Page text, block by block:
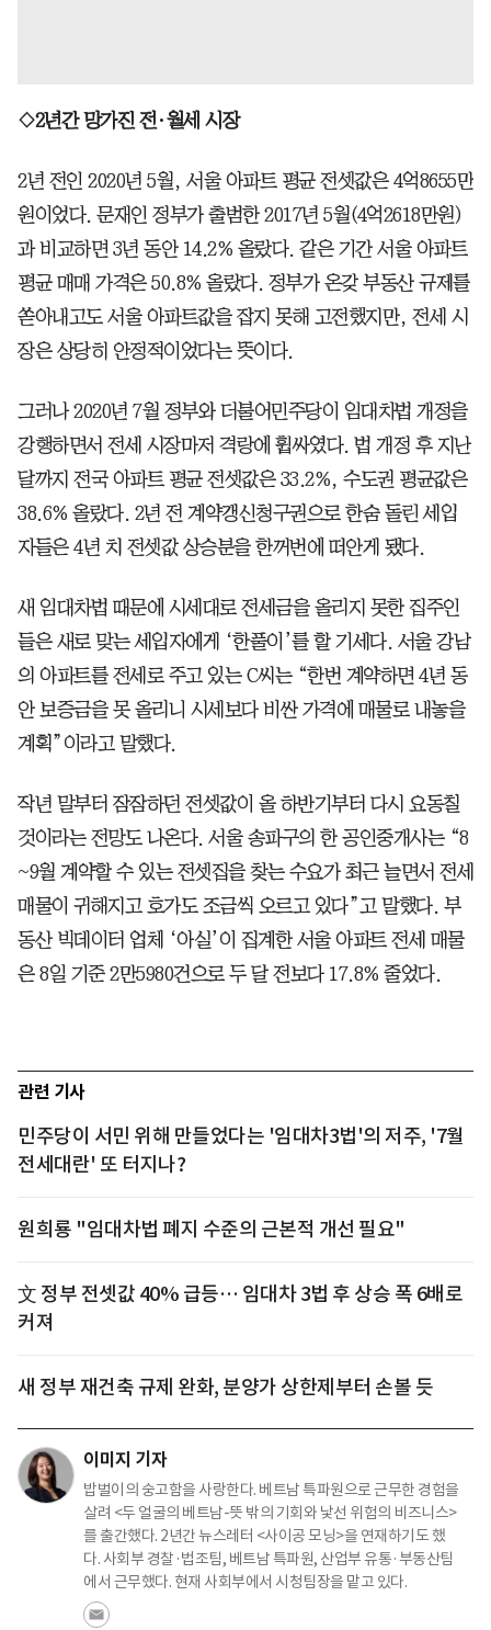
◇2년간 망가진 전·월세 시장
2년 전인 2020년 5월, 서울 아파트 평균 전셋값은 4억8655만
원이었다. 문재인 정부가 출범한 2017년 5월(4억2618만원)
과 비교하면 3년 동안 14.2% 올랐다. 같은 기간 서울 아파트
평균 매매 가격은 50.8% 올랐다. 정부가 온갖 부동산 규제를
쏟아내고도 서울 아파트값을 잡지 못해 고전했지만, 전세 시
장은 상당히 안정적이었다는 뜻이다.
그러나 2020년 7월 정부와 더불어민주당이 임대차법 개정을
강행하면서 전세 시장마저 격랑에 휩싸였다. 법 개정 후 지난
달까지 전국 아파트 평균 전셋값은 33.2%, 수도권 평균값은
38.6% 올랐다. 2년 전 계약갱신청구권으로 한숨 돌린 세입
자들은 4년 치 전셋값 상승분을 한꺼번에 떠안게 됐다.
새 임대차법 때문에 시세대로 전세금을 올리지 못한 집주인
들은 새로 맞는 세입자에게 ‘한풀이’를 할 기세다. 서울 강남
의 아파트를 전세로 주고 있는 C씨는 “한번 계약하면 4년 동
안 보증금을 못 올리니 시세보다 비싼 가격에 매물로 내놓을
계획”이라고 말했다.
작년 말부터 잠잠하던 전셋값이 올 하반기부터 다시 요동칠
것이라는 전망도 나온다. 서울 송파구의 한 공인중개사는 “8
~9월 계약할 수 있는 전셋집을 찾는 수요가 최근 늘면서 전세
매물이 귀해지고 호가도 조금씩 오르고 있다”고 말했다. 부
동산 빅데이터 업체 ‘아실’이 집계한 서울 아파트 전세 매물
은 8일 기준 2만5980건으로 두 달 전보다 17.8% 줄었다.
관련 기사
민주당이 서민 위해 만들었다는 '임대차3법'의 저주, '7월
전세대란' 또 터지나?
원희룡 "임대차법 폐지 수준의 근본적 개선 필요"
文 정부 전셋값 40% 급등… 임대차 3법 후 상승 폭 6배로
커져
새 정부 재건축 규제 완화, 분양가 상한제부터 손볼 듯
이미지 기자
밥벌이의 숭고함을 사랑한다. 베트남 특파원으로 근무한 경험을
살려 <두 얼굴의 베트남-뜻 밖의 기회와 낯선 위험의 비즈니스>
를 출간했다. 2년간 뉴스레터 <사이공 모닝>을 연재하기도 했
다. 사회부 경찰·법조팀, 베트남 특파원, 산업부 유통·부동산팀
에서 근무했다. 현재 사회부에서 시청팀장을 맡고 있다.